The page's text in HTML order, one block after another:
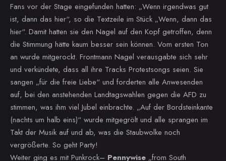
Fans vor der Stage eingefunden hatten: „Wenn irgendwas gut
ist, dann das hier“, so die Textzeile im Stück „Wenn, dann das
hier“. Damit hatten sie den Nagel auf den Kopf getroffen, denn
die Stimmung hätte kaum besser sein können. Vom ersten Ton
an wurde mitgerockt. Frontmann Nagel verausgabte sich sehr
und verkündete, dass all ihre Tracks Protestsongs seien. Sie
sangen „für die freie Liebe“ und forderten alle Anwesenden
auf, bei den anstehenden Landtagswahlen gegen die AFD zu
stimmen, was ihm viel Jubel einbrachte. „Auf der Bordsteinkante
(nachts um halb eins)“ wurde mitgegrölt und alle sprangen im
Takt der Musik auf und ab, was die Staubwolke noch
vergrößerte. So geht Party!
Weiter ging es mit Punkrock– Pennywise „from South